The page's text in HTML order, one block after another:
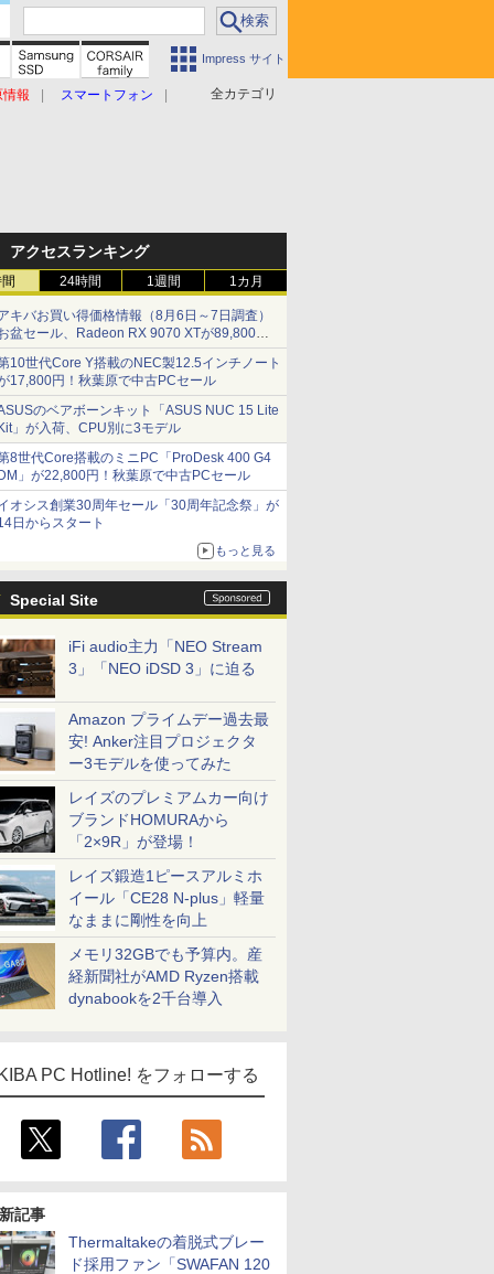
Impress サイト
全カテゴリ
情報 スマートフォン
アクセスランキング
24時間 1週間 1カ月
キバお買い得価格情報（8月6日～7日調査）
盆セール、Radeon RX 9070 XTが89,800
、水平周波数24.8kHz対応の17型モニターが
円、暑さ指数連動セール ほか
10世代Core Y搭載のNEC製12.5インチノート
17,800円！秋葉原で中古PCセール
のベアボーンキット「ASUS NUC 15 Lite
」が入荷、CPU別に3モデル
8世代Core搭載のミニPC「ProDesk 400 G4
」が22,800円！秋葉原で中古PCセール
オシス創業30周年セール「30周年記念祭」が
日からスタート
もっと見る
Special Site
iFi audio主力「NEO Stream
3」「NEO iDSD 3」に迫る
Amazon プライムデー過去最
安! Anker注目プロジェクタ
ー3モデルを使ってみた
レイズのプレミアムカー向け
ブランドHOMURAから
「2×9R」が登場！
レイズ鍛造1ピースアルミホ
イール「CE28 N-plus」軽量
なままに剛性を向上
メモリ32GBでも予算内。産
経新聞社がAMD Ryzen搭載
dynabookを2千台導入
PC Hotline! をフォローする
記事
Thermaltakeの着脱式ブレー
ド採用ファン「SWAFAN 120